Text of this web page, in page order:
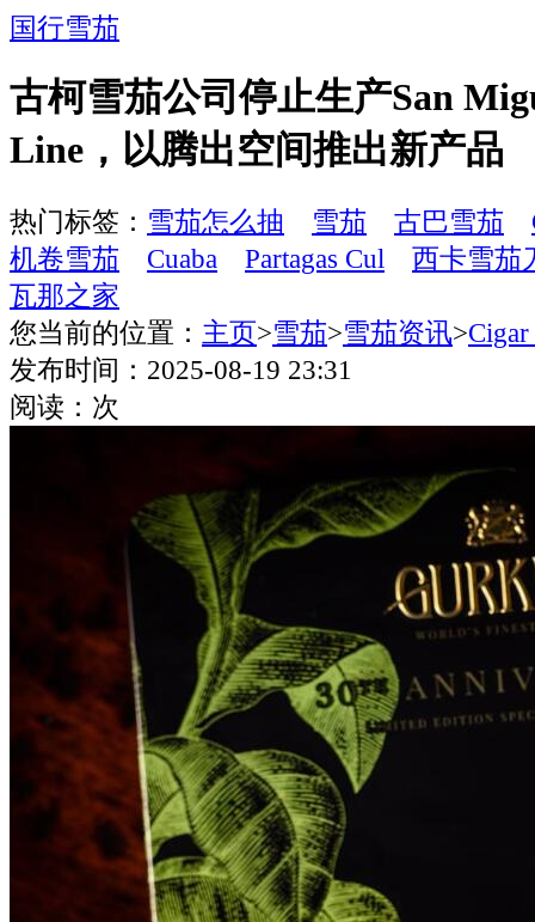
国行雪茄
古柯雪茄公司停止生产San
Line，以腾出空间推出新产品
热门标签： 雪茄怎么抽 雪茄 古巴雪茄
机卷雪茄
Cuaba Partagas Cul
西卡雪茄
瓦那之家
您当前的位置： 主页>雪茄>雪茄资讯>
发布时间：2025-08-19 23:31
阅读： 次